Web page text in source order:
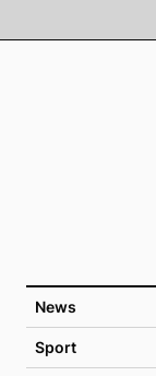
News
Sport